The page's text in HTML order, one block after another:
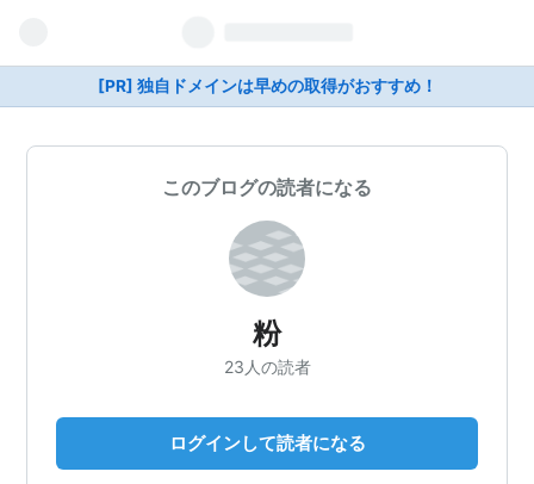
[PR] 独自ドメインは早めの取得がおすすめ！
このブログの読者になる
粉
23人の読者
ログインして読者になる